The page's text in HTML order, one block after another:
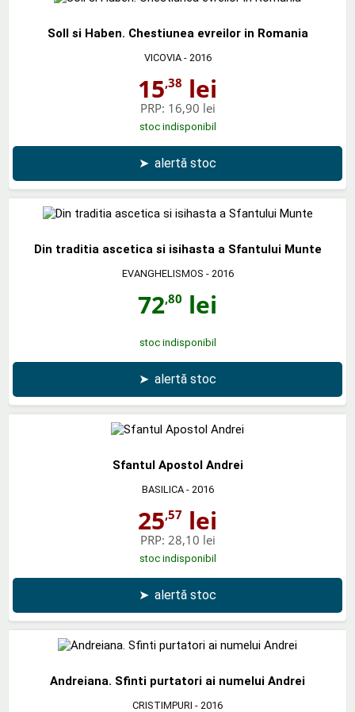
Soll si Haben. Chestiunea evreilor in Romania
VICOVIA- 2016
15,38 lei
PRP: 16,90 lei
stoc indisponibil
➤ alertă stoc
Din traditia ascetica si isihasta a Sfantului Munte
EVANGHELISMOS - 2016
72,80 lei
stoc indisponibil
➤ alertă stoc
Sfantul Apostol Andrei
BASILICA- 2016
25,57 lei
PRP: 28,10 lei
stoc indisponibil
➤ alertă stoc
Andreiana. Sfinti purtatori ai numelui Andrei
CRISTIMPURI - 2016